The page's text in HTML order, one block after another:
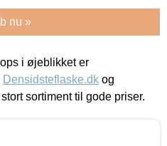
nu »
i øjeblikket er
Densidsteflaske.dk og
sortiment til gode priser.